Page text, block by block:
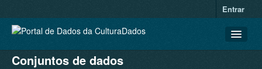
Entrar
CONJUNTOS DE DADOS
Conjuntos de dados